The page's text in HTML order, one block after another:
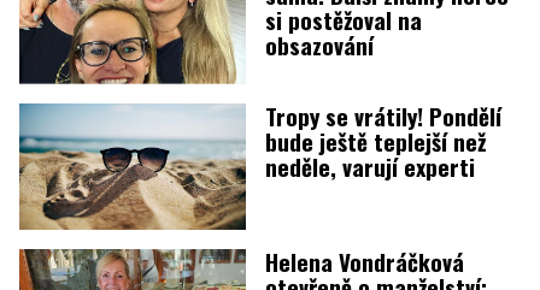
si postěžoval na
obsazování
Tropy se vrátily! Pondělí
bude ještě teplejší než
neděle, varují experti
Helena Vondráčková